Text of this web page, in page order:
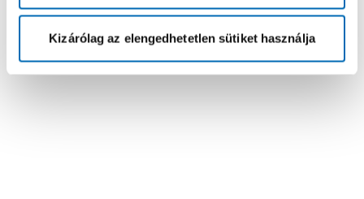
Kizárólag az elengedhetetlen sütiket használja